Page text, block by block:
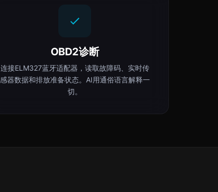
OBD2诊断
连接ELM327蓝牙适配器，读取故障码、实时传
感器数据和排放准备状态。AI用通俗语言解释一
切。